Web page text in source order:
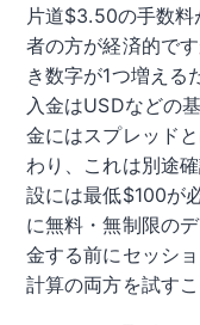
片道$3.50の手数料
者の方が経済的で
き数字が1つ増える
入金はUSDなどの
金にはスプレッド
わり、これは別途
設には最低$100が
に無料・無制限の
金する前にセッシ
計算の両方を試すこ